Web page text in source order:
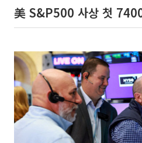
美 S&P500 사상 첫